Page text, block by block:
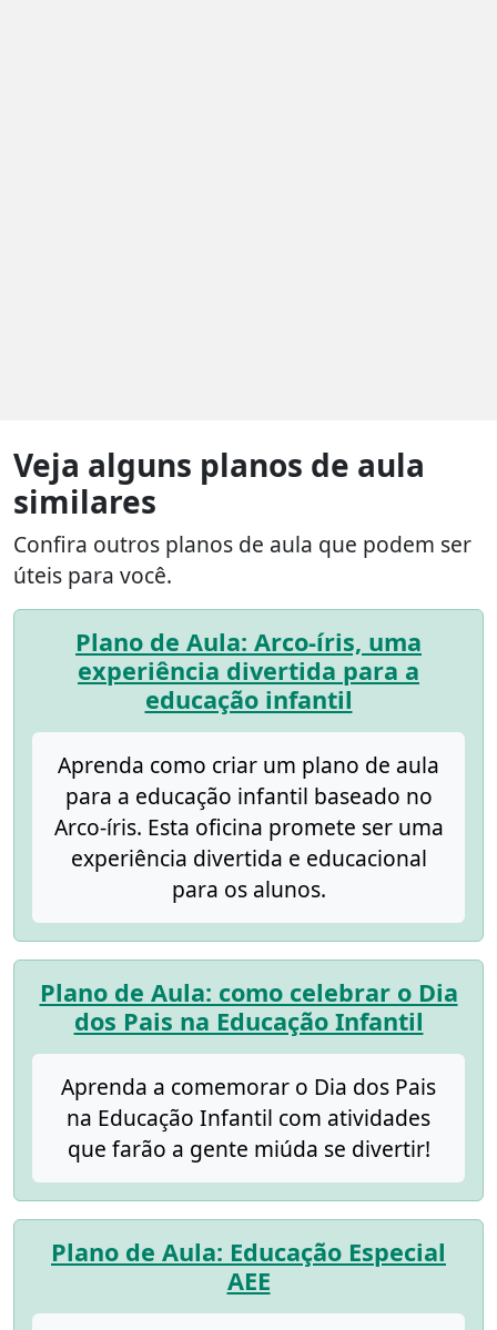
Veja alguns planos de aula
similares
Confira outros planos de aula que podem ser
úteis para você.
Plano de Aula: Arco-íris, uma
experiência divertida para a
educação infantil
Aprenda como criar um plano de aula
para a educação infantil baseado no
Arco-íris. Esta oficina promete ser uma
experiência divertida e educacional
para os alunos.
Plano de Aula: como celebrar o Dia
dos Pais na Educação Infantil
Aprenda a comemorar o Dia dos Pais
na Educação Infantil com atividades
que farão a gente miúda se divertir!
Plano de Aula: Educação Especial
AEE